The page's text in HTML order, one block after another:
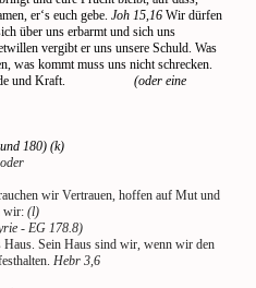
er‘s euch gebe. Joh 15,16 Wir dürfen
über uns erbarmt und sich uns
vergibt er uns unsere Schuld. Was
was kommt muss uns nicht schrecken.
und Kraft.
(oder eine
180) (k)
oder
wir Vertrauen, hoffen auf Mut und
wir: (l)
- EG 178.8)
Sein Haus sind wir, wenn wir den
Hebr 3,6